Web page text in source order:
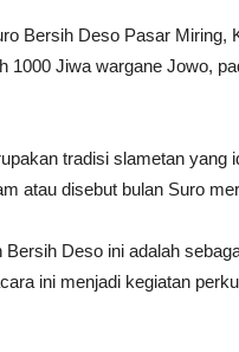
Bersih Deso Pasar Miring,
1000 Jiwa wargane Jowo,
tradisi slametan yang
atau disebut bulan Suro
Bersih Deso ini adalah
ini menjadi kegiatan